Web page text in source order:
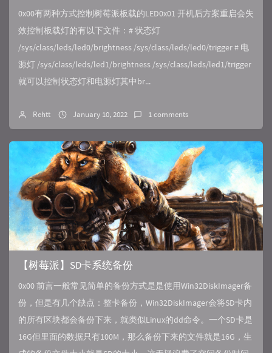
0x00有两种方式控制树莓派板载的LED0x01 开机后方案重启会失
效控制板载灯的有以下文件：# 状态灯
/sys/class/leds/led0/brightness /sys/class/leds/led0/trigger # 电
源灯 /sys/class/leds/led1/brightness /sys/class/leds/led1/trigger
就可以控制状态灯和电源灯其中br...
Rehtt January 10, 2022 1 comments
【树莓派】SD卡系统备份
0x00 前言一般常见简单的备份方式是是使用Win32DiskImager备
份，但是有几个缺点：整卡备份，Win32DiskImager会将SD卡内
的所有区块都会备份下来，就类似Linux的dd命令。一个SD卡是
16G但里面的数据只有100M，那么备份下来的文件就是16G，生